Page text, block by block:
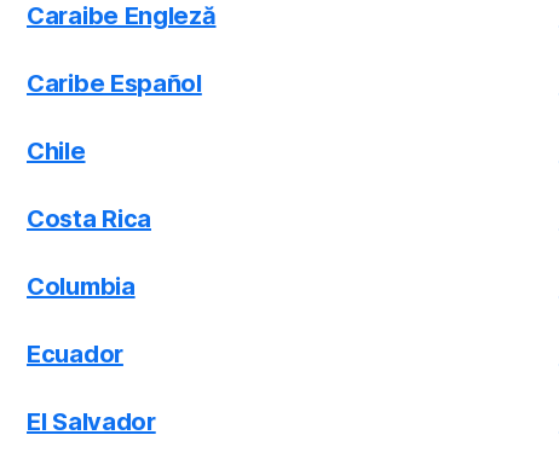
Caraibe Engleză
Caribe Español
Chile
Costa Rica
Columbia
Ecuador
El Salvador